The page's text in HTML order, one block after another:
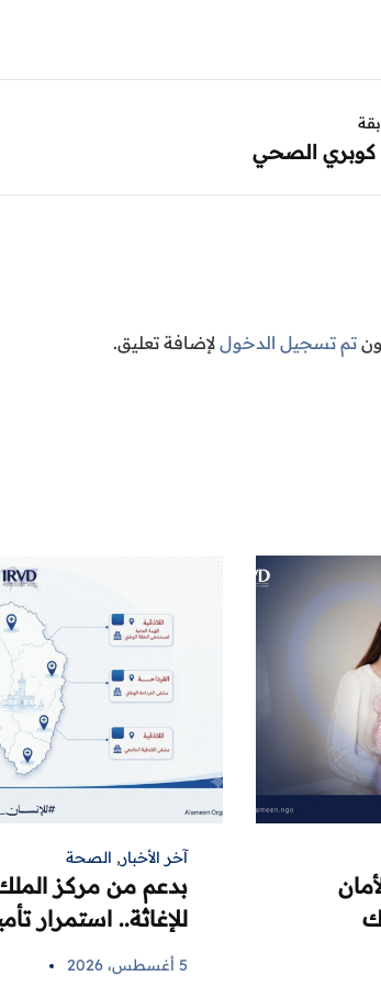
كوبري الصحي
تم تسجيل الدخول لإضافة تعليق.
آخر الأخبار, الصحة
بدعم من مركز
للإغاثة.. استمرار
5 أغسطس، 2026